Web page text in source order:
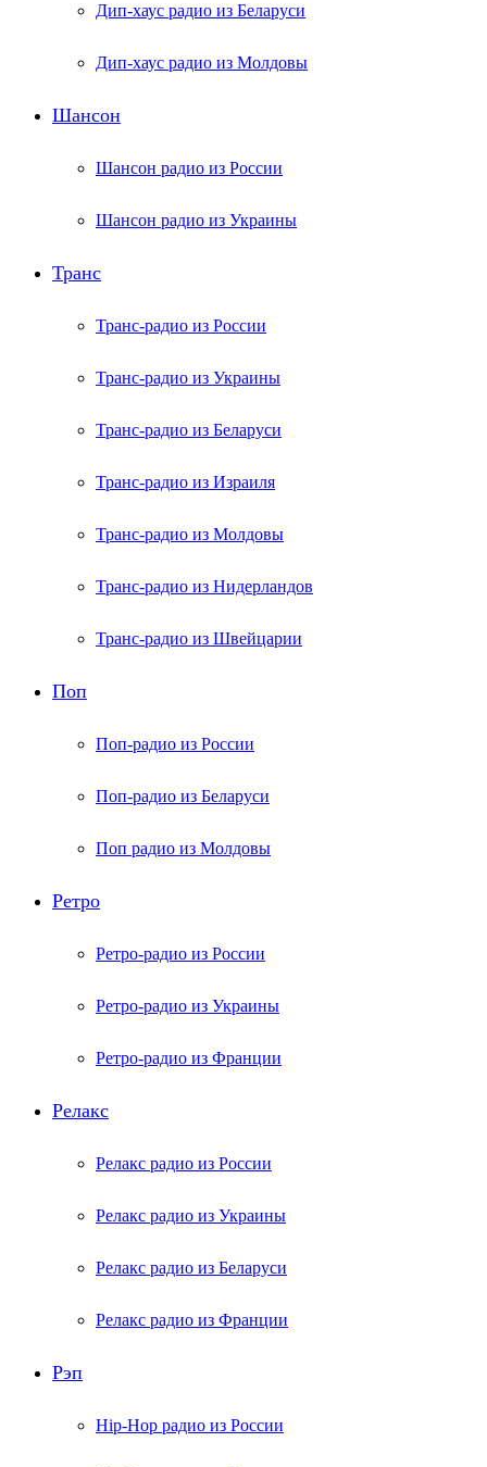
Дип-хаус радио из Беларуси
Дип-хаус радио из Молдовы
Шансон
Шансон радио из России
Шансон радио из Украины
Транс
Транс-радио из России
Транс-радио из Украины
Транс-радио из Беларуси
Транс-радио из Израиля
Транс-радио из Молдовы
Транс-радио из Нидерландов
Транс-радио из Швейцарии
Поп
Поп-радио из России
Поп-радио из Беларуси
Поп радио из Молдовы
Ретро
Ретро-радио из России
Ретро-радио из Украины
Ретро-радио из Франции
Релакс
Релакс радио из России
Релакс радио из Украины
Релакс радио из Беларуси
Релакс радио из Франции
Рэп
Hip-Hop радио из России